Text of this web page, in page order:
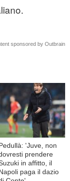
sponsored by Outbrain
'Juve, non
prendere
in affitto, il
paga il dazio